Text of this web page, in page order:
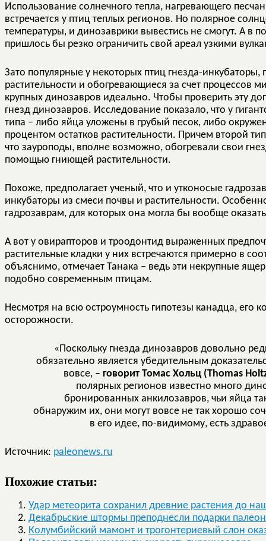
Использование солнечного тепла, нагревающего
встречается у птиц теплых регионов. Но полярное
температуры, и динозаврики вывестись не смогут. А в
пришлось бы резко ограничить свой ареал узкими
Зато популярные у некоторых птиц гнезда-
растительности и обогревающиеся за счет процессов
крупных динозавров идеально. Чтобы проверить эту
гнезд динозавров. Исследование показало, что у
типа – либо яйца уложены в грубый песок, либо
процентом остатков растительности. Причем второй
что зауроподы, вполне возможно, обогревали свои
помощью гниющей растительности.
Похоже, предполагает ученый, что и утконосые
инкубаторы из смеси почвы и растительности.
гадрозаврам, для которых она могла бы вообще
А вот у овирапторов и троодонтид выраженных
растительные кладки у них встречаются примерно в
объяснимо, отмечает Танака – ведь эти некрупные
подобно современным птицам.
Несмотря на всю остроумность гипотезы канадца, его
осторожности.
«Поскольку гнезда динозавров довольно
обязательно является убедительным
вовсе, – говорит Томас Хольц (Thomas
полярных регионов известно много
бронированных анкилозавров, чьи яйца
обнаружим их, они могут вовсе не так хорошо
в его идее, по-видимому, есть
Источник: paleonews.ru
Похожие статьи:
Удар метеорита сохранил древние растения до
Декабрьские штормы преподнесли подарки
Колумбийский мамонт и трогонтериевый слон